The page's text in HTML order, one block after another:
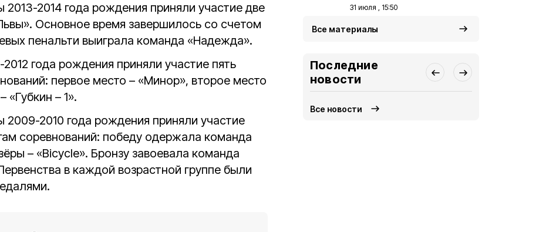
2013-2014 года рождения приняли участие две
Основное время завершилось со счетом
пенальти выиграла команда «Надежда».
2012 года рождения приняли участие пять
первое место – «Минор», второе место
«Губкин – 1».
2009-2010 года рождения приняли участие
соревнований: победу одержала команда
– «Bicycle». Бронзу завоевала команда
в каждой возрастной группе были
31 июля , 15:50
Все материалы
Последние
новости
Все новости